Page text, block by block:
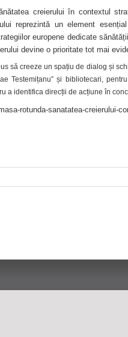
creierului în contextul
reprezintă un element
europene dedicate
devine o prioritate tot mai
să creeze un spațiu de dialog și
Testemițanu” și bibliotecari,
a identifica direcții de acțiune în
rotunda-sanatatea-creierului-